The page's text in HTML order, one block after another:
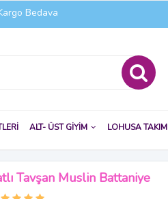
Bedava
ALT- ÜST GİYİM LOHUSA TAKIM
Tavşan Muslin Battaniye